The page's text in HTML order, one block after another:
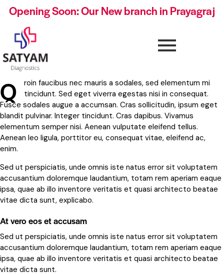
Opening Soon: Our New branch in Prayagraj
Q
roin faucibus nec mauris a sodales, sed elementum mi
tincidunt. Sed eget viverra egestas nisi in consequat.
Fusce sodales augue a accumsan. Cras sollicitudin, ipsum eget
blandit pulvinar. Integer tincidunt. Cras dapibus. Vivamus
elementum semper nisi. Aenean vulputate eleifend tellus.
Aenean leo ligula, porttitor eu, consequat vitae, eleifend ac,
enim.
Sed ut perspiciatis, unde omnis iste natus error sit voluptatem
accusantium doloremque laudantium, totam rem aperiam eaque
ipsa, quae ab illo inventore veritatis et quasi architecto beatae
vitae dicta sunt, explicabo.
At vero eos et accusam
Sed ut perspiciatis, unde omnis iste natus error sit voluptatem
accusantium doloremque laudantium, totam rem aperiam eaque
ipsa, quae ab illo inventore veritatis et quasi architecto beatae
vitae dicta sunt.